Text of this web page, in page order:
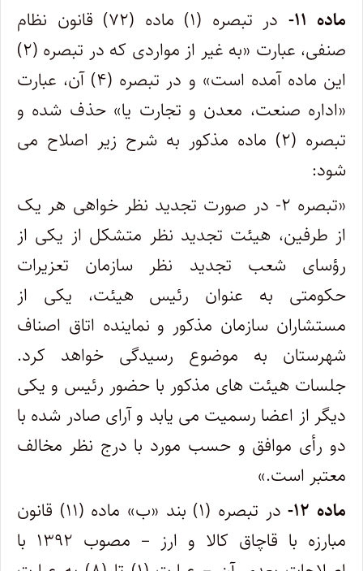
ماده ۱۱-
در تبصره (۱) ماده (۷۲) قانون نظام
صنفی، عبارت «به غیر از مواردی که در تبصره (۲)
این ماده آمده است» و در تبصره (۴) آن، عبارت
«اداره صنعت، معدن و تجارت یا» حذف شده و
تبصره (۲) ماده مذکور به شرح زیر اصلاح می
شود:
«تبصره ۲- در صورت تجدید نظر خواهی هر یک
از طرفین، هیئت تجدید نظر متشکل از یکی از
رؤسای شعب تجدید نظر سازمان تعزیرات
حکومتی به عنوان رئیس هیئت، یکی از
مستشاران سازمان مذکور و نماینده اتاق اصناف
شهرستان به موضوع رسیدگی خواهد کرد.
جلسات هیئت های مذکور با حضور رئیس و یکی
دیگر از اعضا رسمیت می یابد و آرای صادر شده با
دو رأی موافق و حسب مورد با درج نظر مخالف
معتبر است.»
ماده ۱۲-
در تبصره (۱) بند «ب» ماده (۱۱) قانون
مبارزه با قاچاق کالا و ارز – مصوب ۱۳۹۲ با